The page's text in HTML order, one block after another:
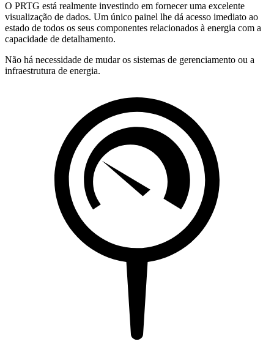
O PRTG está realmente investindo em fornecer uma excelente
visualização de dados. Um único painel lhe dá acesso imediato ao
estado de todos os seus componentes relacionados à energia com a
capacidade de detalhamento.
Não há necessidade de mudar os sistemas de gerenciamento ou a
infraestrutura de energia.